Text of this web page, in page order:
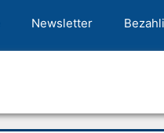
Newsletter